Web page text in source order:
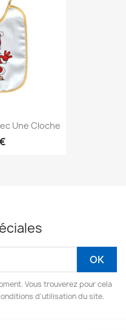
Une Cloche
Vous trouverez pour cela
d'utilisation du site.